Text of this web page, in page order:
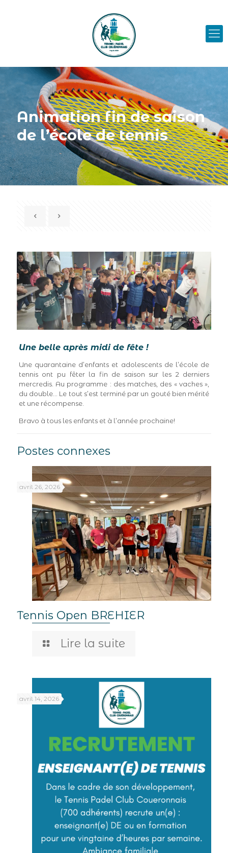
Animation fin de saison
de l’école de tennis
Une belle après midi de fête !
Une quarantaine d’enfants et adolescents de l’école de
tennis ont pu fêter la fin de saison sur les 2 derniers
mercredis. Au programme : des matches, des « vaches »,
du double… Le tout s’est terminé par un gouté bien mérité
et une récompense.
Bravo à tous les enfants et à l’année prochaine!
Postes connexes
avril 26, 2026
Tennis Open BREHIER
Lire la suite
avril 14, 2026